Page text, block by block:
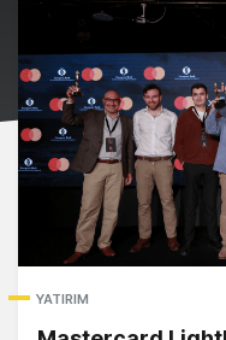
YATIRIM